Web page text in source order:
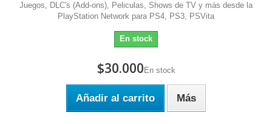
Juegos, DLC's (Add-ons), Peliculas, Shows de TV y más desde la
PlayStation Network para PS4, PS3, PSVita
En stock
$30.000 En stock
Añadir al carrito Más